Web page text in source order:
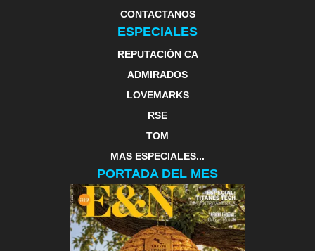
CONTACTANOS
ESPECIALES
REPUTACIÓN CA
ADMIRADOS
LOVEMARKS
RSE
TOM
MAS ESPECIALES...
PORTADA DEL MES